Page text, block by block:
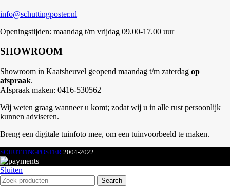
info@schuttingposter.nl
Openingstijden: maandag t/m vrijdag 09.00-17.00 uur
SHOWROOM
Showroom in Kaatsheuvel geopend maandag t/m zaterdag op
afspraak.
Afspraak maken: 0416-530562
Wij weten graag wanneer u komt; zodat wij u in alle rust persoonlijk
kunnen adviseren.
Breng een digitale tuinfoto mee, om een tuinvoorbeeld te maken.
SCHUTTINGPOSTER 2004-2022
Sluiten
Search